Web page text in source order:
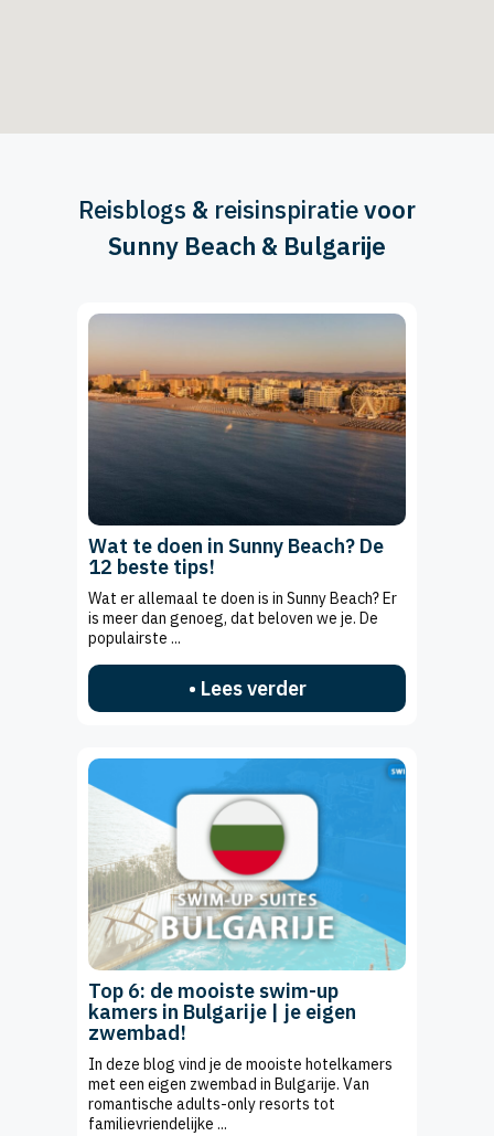
Reisblogs & reisinspiratievoor
Sunny Beach & Bulgarije
Wat te doen in Sunny Beach? De
12 beste tips!
Wat er allemaal te doen is in Sunny Beach? Er
is meer dan genoeg, dat beloven we je. De
populairste ...
• Lees verder
Top 6: de mooiste swim-up
kamers in Bulgarije | je eigen
zwembad!
In deze blog vind je de mooiste hotelkamers
met een eigen zwembad in Bulgarije. Van
romantische adults-only resorts tot
familievriendelijke ...